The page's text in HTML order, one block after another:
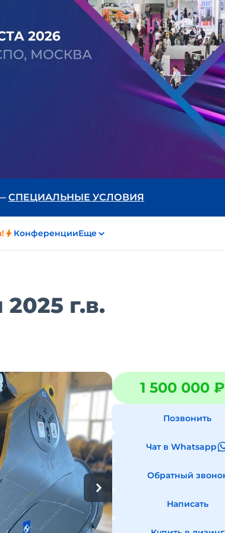
СПЕЦИАЛЬНЫЕ УСЛОВИЯ
КонференцииЕще
г.в.
1 500 000 ₽
Позвонить
Чат в Whatsapp
Обратный
Написать